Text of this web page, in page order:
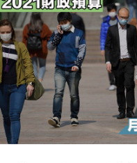
16:05
財經｜日經失守
15:47
財經｜恒隆10月
粦接任
15:11
財經｜韓股反覆
13:44
財經｜內地7月
差達1125億美元
12:44
財經｜日本春季